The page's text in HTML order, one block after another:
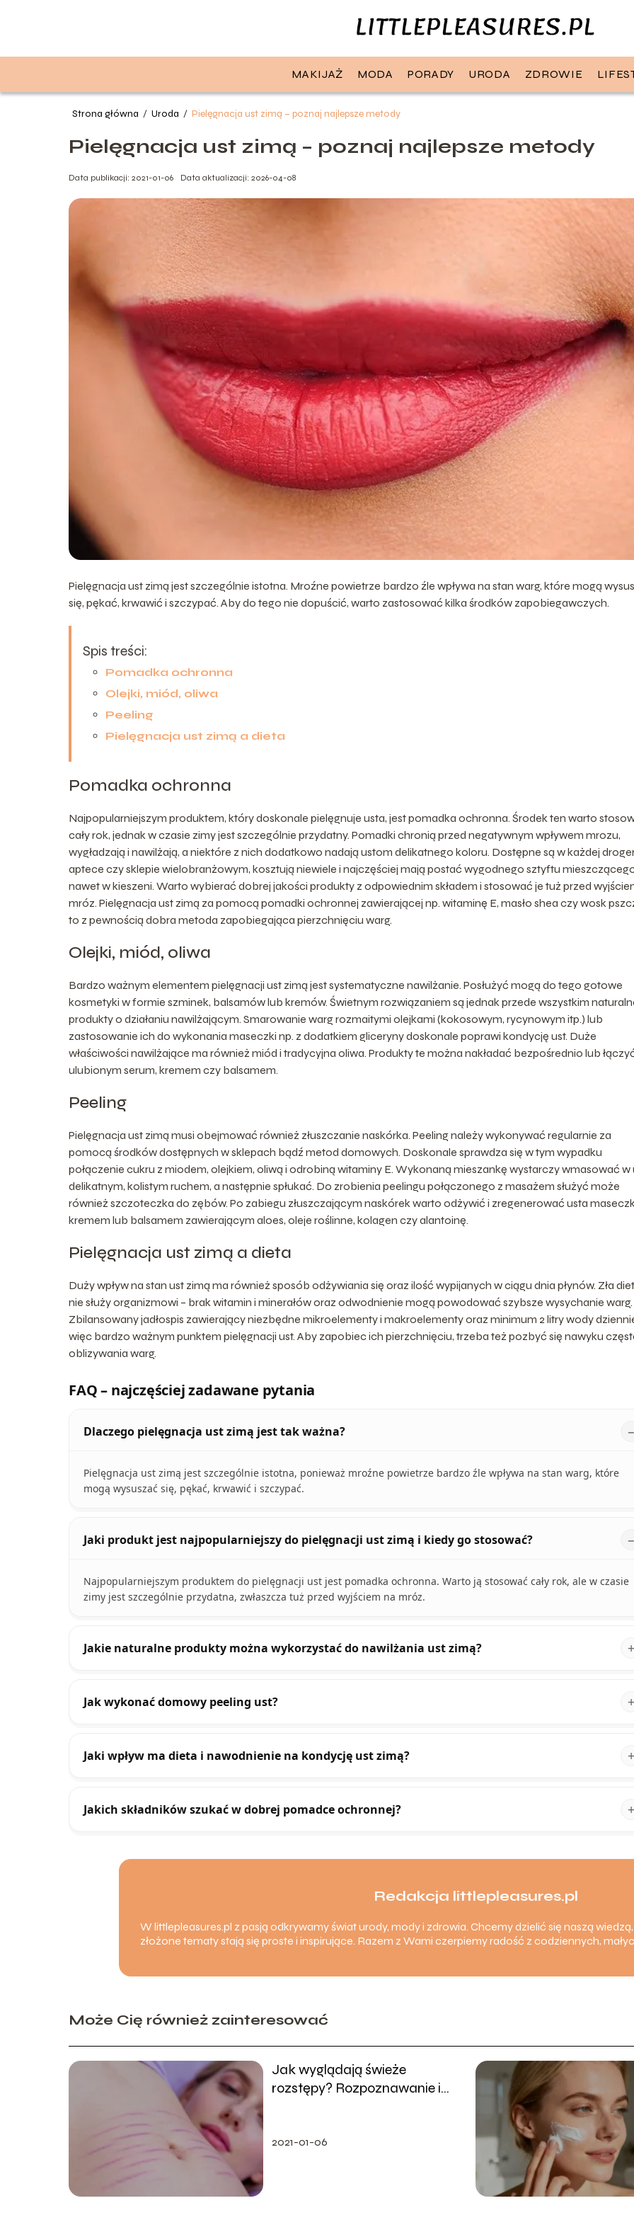
MAKIJAŻ MODA PORADY URODA ZDROWIE
Strona główna / Uroda / Pielęgnacja ust zimą – poznaj najlepsze metody
Pielęgnacja ust zimą – poznaj najlepsze metody
Data publikacji: 2021-01-06 Data aktualizacji: 2026-04-08
Pielęgnacja ust zimą jest szczególnie istotna. Mroźne powietrze bardzo źle wpływa na stan warg, które mogą
się, pękać, krwawić i szczypać. Aby do tego nie dopuścić, warto zastosować kilka środków zapobiegawczych.
Spis treści:
Pomadka ochronna
Olejki, miód, oliwa
Peeling
Pielęgnacja ust zimą a dieta
Pomadka ochronna
Najpopularniejszym produktem, który doskonale pielęgnuje usta, jest pomadka ochronna. Środek ten warto
cały rok, jednak w czasie zimy jest szczególnie przydatny. Pomadki chronią przed negatywnym wpływem mrozu,
wygładzają i nawilżają, a niektóre z nich dodatkowo nadają ustom delikatnego koloru. Dostępne są w każdej
aptece czy sklepie wielobranżowym, kosztują niewiele i najczęściej mają postać wygodnego sztyftu
nawet w kieszeni. Warto wybierać dobrej jakości produkty z odpowiednim składem i stosować je tuż przed
mróz. Pielęgnacja ust zimą za pomocą pomadki ochronnej zawierającej np. witaminę E, masło shea czy wosk
to z pewnością dobra metoda zapobiegająca pierzchnięciu warg.
Olejki, miód, oliwa
Bardzo ważnym elementem pielęgnacji ust zimą jest systematyczne nawilżanie. Posłużyć mogą do tego gotowe
kosmetyki w formie szminek, balsamów lub kremów. Świetnym rozwiązaniem są jednak przede wszystkim
produkty o działaniu nawilżającym. Smarowanie warg rozmaitymi olejkami (kokosowym, rycynowym itp.) lub
zastosowanie ich do wykonania maseczki np. z dodatkiem gliceryny doskonale poprawi kondycję ust. Duże
właściwości nawilżające ma również miód i tradycyjna oliwa. Produkty te można nakładać bezpośrednio lub
ulubionym serum, kremem czy balsamem.
Peeling
Pielęgnacja ust zimą musi obejmować również złuszczanie naskórka. Peeling należy wykonywać regularnie za
pomocą środków dostępnych w sklepach bądź metod domowych. Doskonale sprawdza się w tym wypadku
połączenie cukru z miodem, olejkiem, oliwą i odrobiną witaminy E. Wykonaną mieszankę wystarczy wmasować w
delikatnym, kolistym ruchem, a następnie spłukać. Do zrobienia peelingu połączonego z masażem służyć może
również szczoteczka do zębów. Po zabiegu złuszczającym naskórek warto odżywić i zregenerować usta
kremem lub balsamem zawierającym aloes, oleje roślinne, kolagen czy alantoinę.
Pielęgnacja ust zimą a dieta
Duży wpływ na stan ust zimą ma również sposób odżywiania się oraz ilość wypijanych w ciągu dnia płynów. Zła
nie służy organizmowi – brak witamin i minerałów oraz odwodnienie mogą powodować szybsze wysychanie warg.
Zbilansowany jadłospis zawierający niezbędne mikroelementy i makroelementy oraz minimum 2 litry wody
więc bardzo ważnym punktem pielęgnacji ust. Aby zapobiec ich pierzchnięciu, trzeba też pozbyć się nawyku
oblizywania warg.
FAQ – najczęściej zadawane pytania
Dlaczego pielęgnacja ust zimą jest tak ważna?
Pielęgnacja ust zimą jest szczególnie istotna, ponieważ mroźne powietrze bardzo źle wpływa na stan warg, które
mogą wysuszać się, pękać, krwawić i szczypać.
Jaki produkt jest najpopularniejszy do pielęgnacji ust zimą i kiedy go stosować?
Najpopularniejszym produktem do pielęgnacji ust jest pomadka ochronna. Warto ją stosować cały rok, ale w czasie
zimy jest szczególnie przydatna, zwłaszcza tuż przed wyjściem na mróz.
Jakie naturalne produkty można wykorzystać do nawilżania ust zimą?
Jak wykonać domowy peeling ust?
Jaki wpływ ma dieta i nawodnienie na kondycję ust zimą?
Jakich składników szukać w dobrej pomadce ochronnej?
Redakcja littlepleasures.pl
W littlepleasures.pl z pasją odkrywamy świat urody, mody i zdrowia. Chcemy dzielić się naszą
złożone tematy stają się proste i inspirujące. Razem z Wami czerpiemy radość z codziennych,
Może Cię również zainteresować
Jak wyglądają świeże
rozstępy? Rozpoznawanie i
2021-01-06